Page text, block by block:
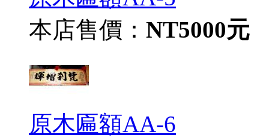
本店售價： NT5000元
原木匾額AA-6